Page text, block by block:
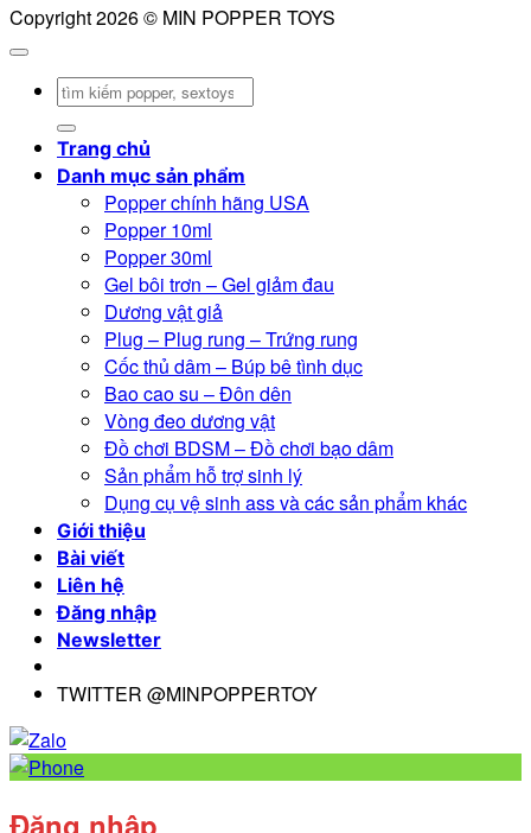
Copyright 2026 © MIN POPPER TOYS
Tìm
Trang chủ
Danh mục sản phẩm
Popper chính hãng USA
Popper 10ml
Popper 30ml
Gel bôi trơn – Gel giảm đau
Dương vật giả
Plug – Plug rung – Trứng rung
Cốc thủ dâm – Búp bê tình dục
Bao cao su – Đôn dên
Vòng đeo dương vật
Đồ chơi BDSM – Đồ chơi bạo dâm
Sản phẩm hỗ trợ sinh lý
Dụng cụ vệ sinh ass và các sản phẩm khác
Giới thiệu
Bài viết
Liên hệ
Đăng nhập
Newsletter
TWITTER @MINPOPPERTOY
Đăng nhập